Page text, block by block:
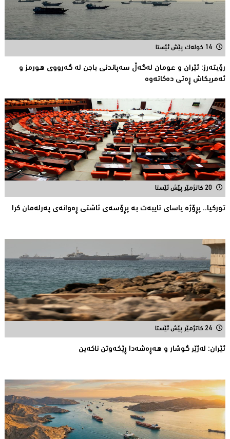
14 خولەک پێش ئێستا
رۆیتەرز: ئێران و عومان لەگەڵ سەپاندنی باجن لە گەرووی هورمز و
ئەمریکاش ڕەتی دەکاتەوە
20 کاتژمێر پێش ئێستا
توركیا.. پڕۆژه‌ یاسای تایبه‌ت به‌ پڕۆسه‌ی ئاشتی ڕه‌وانه‌ی په‌رله‌مان كرا
24 کاتژمێر پێش ئێستا
ئێران: له‌ژێر گوشار و هەڕەشەدا ڕێکەوتن ناکەین